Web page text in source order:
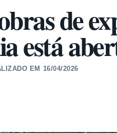
de
está
EM 16/04/2026